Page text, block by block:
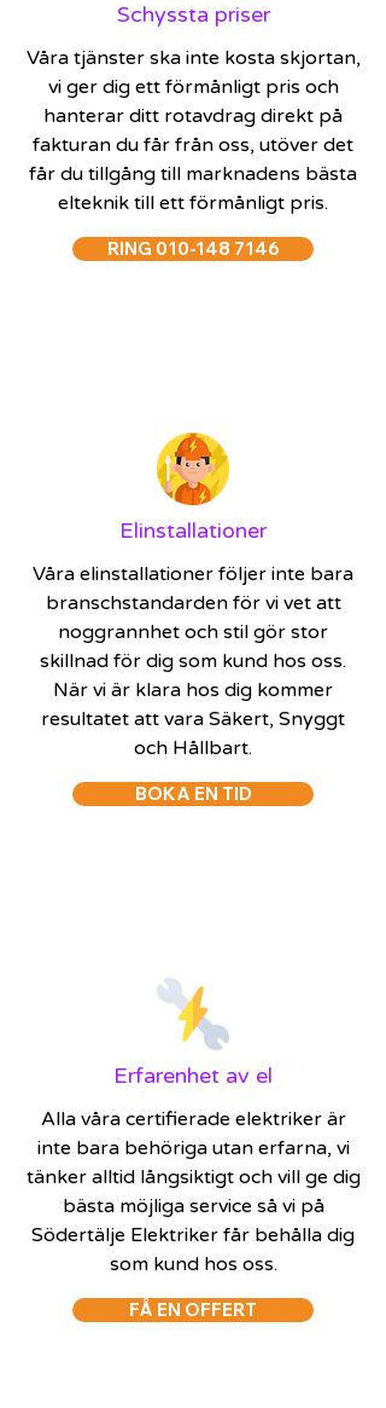
Schyssta priser
Våra tjänster ska inte kosta skjortan,
vi ger dig ett förmånligt pris och
hanterar ditt rotavdrag direkt på
fakturan du får från oss, utöver det
får du tillgång till marknadens bästa
elteknik till ett förmånligt pris.
RING 010-148 7146
Elinstallationer
Våra elinstallationer följer inte bara
branschstandarden för vi vet att
noggrannhet och stil gör stor
skillnad för dig som kund hos oss.
När vi är klara hos dig kommer
resultatet att vara Säkert, Snyggt
och Hållbart.
BOKA EN TID
Erfarenhet av el
Alla våra certifierade elektriker är
inte bara behöriga utan erfarna, vi
tänker alltid långsiktigt och vill ge dig
bästa möjliga service så vi på
Södertälje Elektriker får behålla dig
som kund hos oss.
FÅ EN OFFERT